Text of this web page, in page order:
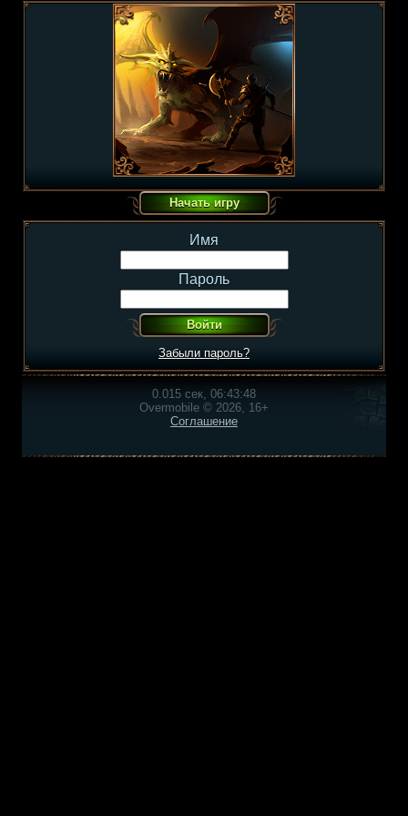
Имя
Пароль
Забыли пароль?
0.015 сек, 06:43:48
Overmobile © 2026, 16+
Соглашение